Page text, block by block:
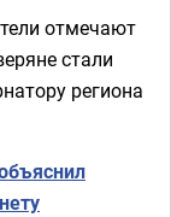
отмечают
стали
региона